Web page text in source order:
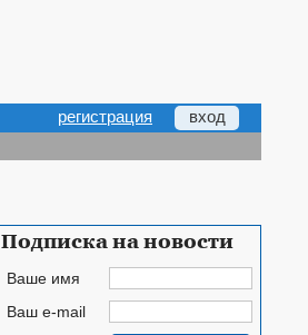
регистрация вход
Подписка на новости
Ваше имя
Ваш e-mail